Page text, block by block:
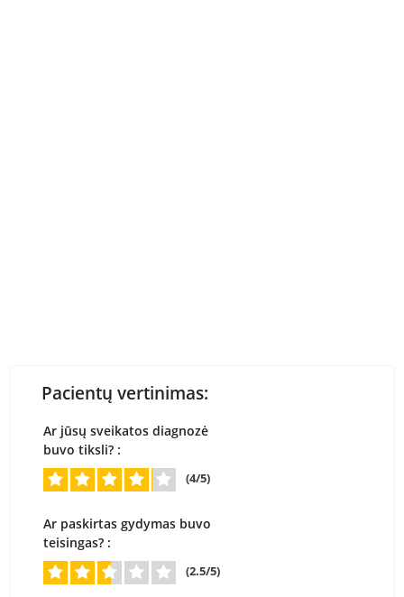
Pacientų vertinimas:
Ar jūsų sveikatos diagnozė
buvo tiksli? :
(4/5)
Ar paskirtas gydymas buvo
teisingas? :
(2.5/5)